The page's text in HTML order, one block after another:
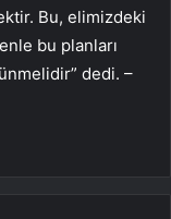
Bu, elimizdeki
bu planları
dedi. –